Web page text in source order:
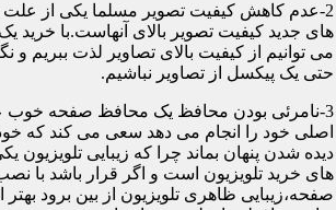
2-عدم کاهش کیفیت تصویر مسلما یکی از علت
های جدید کیفیت تصویر بالای آنهاست.با
می توانیم از کیفیت بالای تصاویر لذت ببریم و
حتی یک پیکسل از تصاویر نباشیم.
3-نامرئی بودن محافظ یک محافظ صفحه خوب
اصلی خود را انجام می دهد سعی می کند که خود
دیده شدن پنهان بماند چرا که زیبایی تلویزیون
های خرید تلویزیون است و اگر قرار باشد با
صفحه،زیبایی ظاهری تلویزیون از بین برود